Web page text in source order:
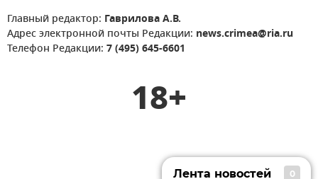
Главный редактор: Гаврилова А.В.
Адрес электронной почты Редакции: news.crimea@ria.ru
Телефон Редакции: 7 (495) 645-6601
18+
Лента новостей 0